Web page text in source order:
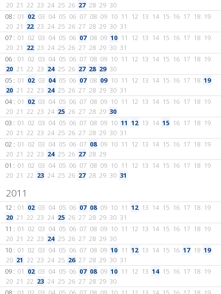
20 21 22 23 24 25 26 27 28 29 30
08 : 01 02 03 04 05 06 07 08 09 10 11 12 13 14 15 16 17 18 19
20 21 22 23 24 25 26 27 28 29 30 31
07 : 01 02 03 04 05 06 07 08 09 10 11 12 13 14 15 16 17 18 19
20 21 22 23 24 25 26 27 28 29 30 31
06 : 01 02 03 04 05 06 07 08 09 10 11 12 13 14 15 16 17 18 19
20 21 22 23 24 25 26 27 28 29 30
05 : 01 02 03 04 05 06 07 08 09 10 11 12 13 14 15 16 17 18 19
20 21 22 23 24 25 26 27 28 29 30 31
04 : 01 02 03 04 05 06 07 08 09 10 11 12 13 14 15 16 17 18 19
20 21 22 23 24 25 26 27 28 29 30
03 : 01 02 03 04 05 06 07 08 09 10 11 12 13 14 15 16 17 18 19
20 21 22 23 24 25 26 27 28 29 30 31
02 : 01 02 03 04 05 06 07 08 09 10 11 12 13 14 15 16 17 18 19
20 21 22 23 24 25 26 27 28 29
01 : 01 02 03 04 05 06 07 08 09 10 11 12 13 14 15 16 17 18 19
20 21 22 23 24 25 26 27 28 29 30 31
2011
12 : 01 02 03 04 05 06 07 08 09 10 11 12 13 14 15 16 17 18 19
20 21 22 23 24 25 26 27 28 29 30 31
11 : 01 02 03 04 05 06 07 08 09 10 11 12 13 14 15 16 17 18 19
20 21 22 23 24 25 26 27 28 29 30
10 : 01 02 03 04 05 06 07 08 09 10 11 12 13 14 15 16 17 18 19
20 21 22 23 24 25 26 27 28 29 30 31
09 : 01 02 03 04 05 06 07 08 09 10 11 12 13 14 15 16 17 18 19
20 21 22 23 24 25 26 27 28 29 30